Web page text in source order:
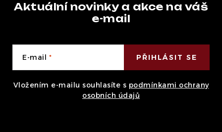
Aktuální novinky a akce na váš
e-mail
E-mail
Vložením e-mailu souhlasíte s podmínkami ochrany
osobních údajů
PŘIHLÁSIT SE